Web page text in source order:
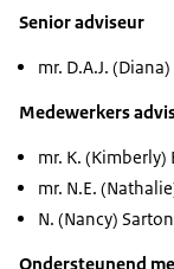
Senior adviseur
mr. D.A.J.
Medewerkers
mr. K. (Kimberly)
mr. N.E.
N. (Nancy) Sarton
Ondersteunend